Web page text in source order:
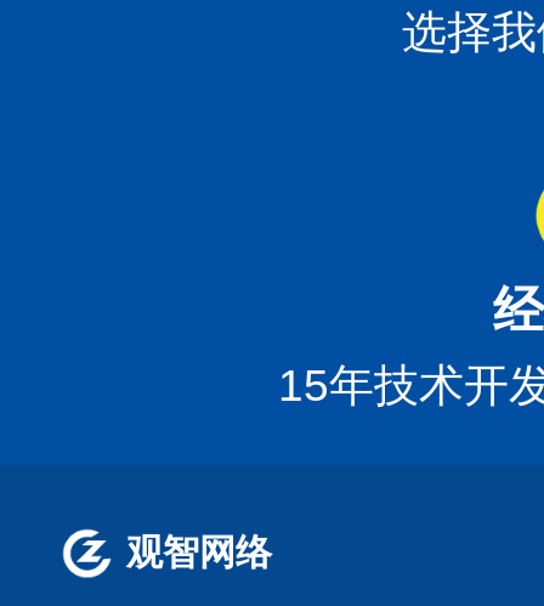
选择
15年技术开
观智网络